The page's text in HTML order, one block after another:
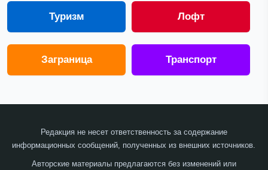
Туризм Лофт
Заграница Транспорт
Редакция не несет ответственность за содержание
информационных сообщений, полученных из внешних источников.
Авторские материалы предлагаются без изменений или